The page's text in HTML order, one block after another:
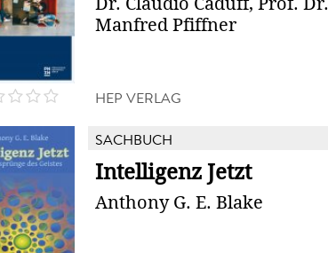
Manfred Pfiffner
HEP VERLAG
SACHBUCH
Intelligenz Jetzt
Anthony G. E. Blake